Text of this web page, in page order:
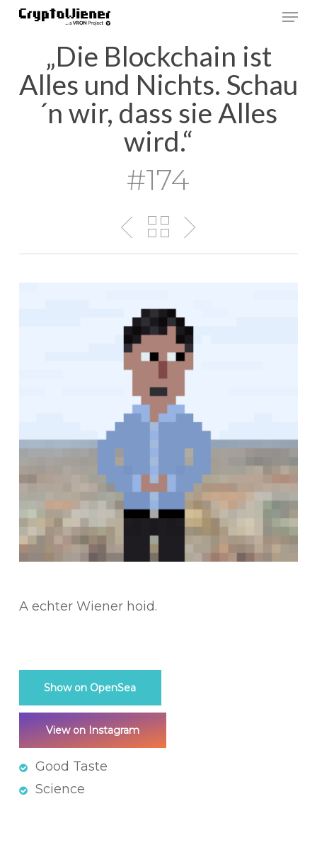
Skip
„Die Blockchain ist
Alles und Nichts. Schau
´n wir, dass sie Alles
wird.“
#174
A echter Wiener hoid.
Show on OpenSea
View on Instagram
Good Taste
Science